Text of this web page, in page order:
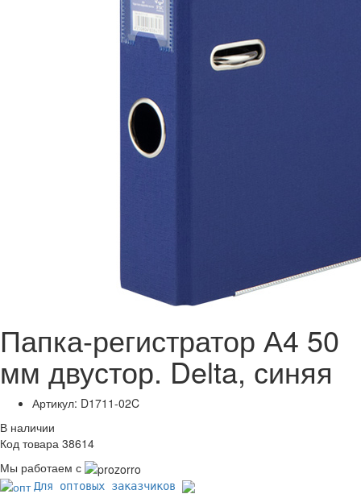
Папка-регистратор А4 50
мм двустор. Delta, синяя
Артикул: D1711-02C
В наличии
Код товара 38614
Мы работаем с
Для оптовых заказчиков